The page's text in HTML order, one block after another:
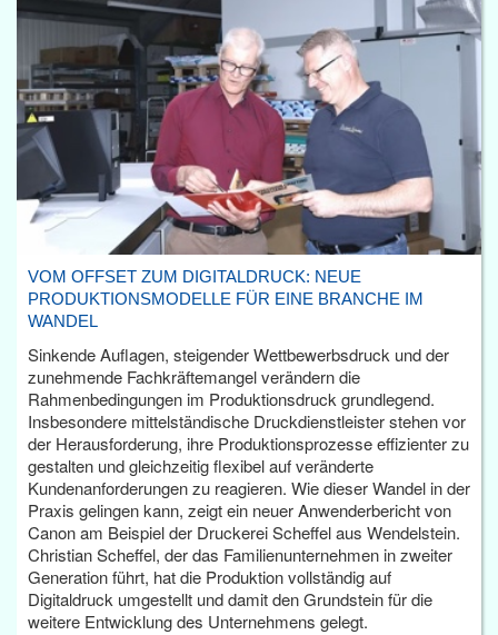
VOM OFFSET ZUM DIGITALDRUCK: NEUE
PRODUKTIONSMODELLE FÜR EINE BRANCHE IM
WANDEL
Sinkende Auflagen, steigender Wettbewerbsdruck und der
zunehmende Fachkräftemangel verändern die
Rahmenbedingungen im Produktionsdruck grundlegend.
Insbesondere mittelständische Druckdienstleister stehen vor
der Herausforderung, ihre Produktionsprozesse effizienter zu
gestalten und gleichzeitig flexibel auf veränderte
Kundenanforderungen zu reagieren. Wie dieser Wandel in der
Praxis gelingen kann, zeigt ein neuer Anwenderbericht von
Canon am Beispiel der Druckerei Scheffel aus Wendelstein.
Christian Scheffel, der das Familienunternehmen in zweiter
Generation führt, hat die Produktion vollständig auf
Digitaldruck umgestellt und damit den Grundstein für die
weitere Entwicklung des Unternehmens gelegt.